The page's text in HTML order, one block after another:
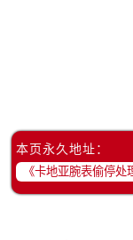
本页永久地址：